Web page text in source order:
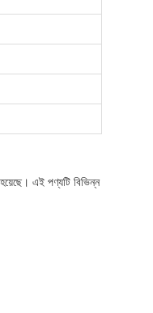
এই পণ্যটি বিভিন্ন